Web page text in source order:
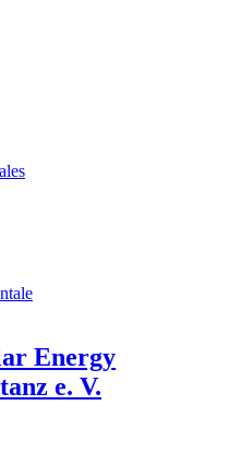
Energy
e. V.